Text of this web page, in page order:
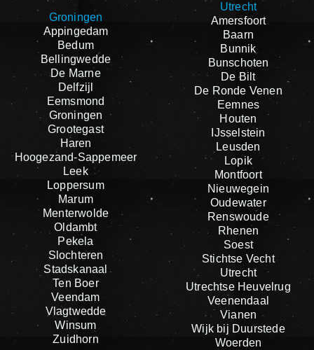
Groningen
Appingedam
Bedum
Bellingwedde
De Marne
Delfzijl
Eemsmond
Groningen
Grootegast
Haren
Hoogezand-Sappemeer
Leek
Loppersum
Marum
Menterwolde
Oldambt
Pekela
Slochteren
Stadskanaal
Ten Boer
Veendam
Vlagtwedde
Winsum
Zuidhorn
Utrecht
Amersfoort
Baarn
Bunnik
Bunschoten
De Bilt
De Ronde Venen
Eemnes
Houten
IJsselstein
Leusden
Lopik
Montfoort
Nieuwegein
Oudewater
Renswoude
Rhenen
Soest
Stichtse Vecht
Utrecht
Utrechtse Heuvelrug
Veenendaal
Vianen
Wijk bij Duurstede
Woerden